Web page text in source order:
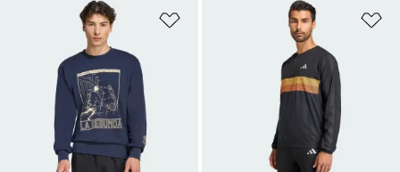
Dodaj do listy życzeń